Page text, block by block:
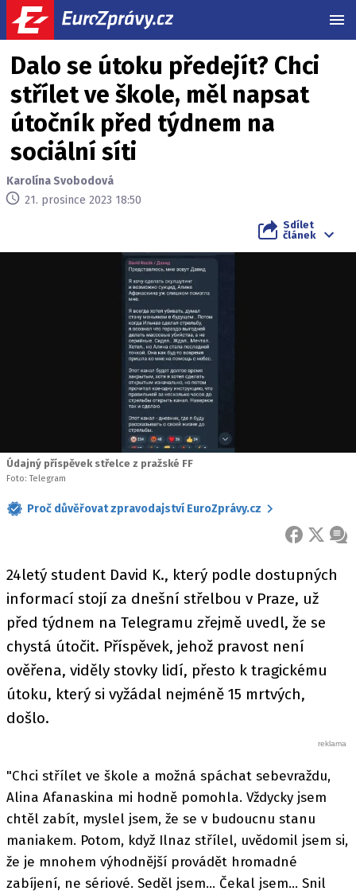
Dalo se útoku předejít? Chci
střílet ve škole, měl napsat
útočník před týdnem na
sociální síti
Karolína Svobodová
21. prosince 2023 18:50
Sdílet
článek
Údajný příspěvek střelce z pražské FF
Foto: Telegram
Proč důvěřovat zpravodajství EuroZprávy.cz
FACEBOOK
X
24letý student David K., který podle dostupných
informací stojí za dnešní střelbou v Praze, už
před týdnem na Telegramu zřejmě uvedl, že se
chystá útočit. Příspěvek, jehož pravost není
ověřena, viděly stovky lidí, přesto k tragickému
útoku, který si vyžádal nejméně 15 mrtvých,
došlo.
"Chci střílet ve škole a možná spáchat sebevraždu,
Alina Afanaskina mi hodně pomohla. Vždycky jsem
chtěl zabít, myslel jsem, že se v budoucnu stanu
maniakem. Potom, když Ilnaz střílel, uvědomil jsem si,
že je mnohem výhodnější provádět hromadné
zabíjení, ne sériové. Seděl jsem... Čekal jsem... Snil